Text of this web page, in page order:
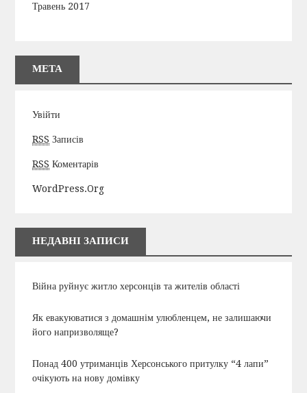
Травень 2017
МЕТА
Увійти
RSS Записів
RSS Коментарів
WordPress.org
НЕДАВНІ ЗАПИСИ
Війна руйнує житло херсонців та жителів області
Як евакуюватися з домашнім улюбленцем, не залишаючи
його напризволяще?
Понад 400 утриманців Херсонського притулку “4 лапи”
очікують на нову домівку